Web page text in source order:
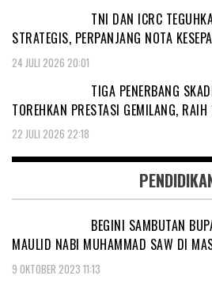
TNI DAN ICRC
STRATEGIS, PERPANJANG NOTA
24 JULI 2026 20:01
TIGA PENERBANG
TOREHKAN PRESTASI GEMILANG,
22 JULI 2026 22:18
BEGINI SAMBUTAN
MAULID NABI MUHAMMAD SAW DI
9 OKTOBER 2023 11:13